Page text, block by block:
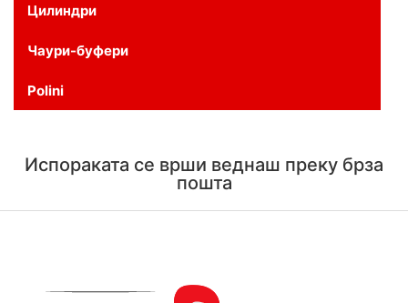
Цилиндри
Чаури-буфери
Polini
Испораката се врши веднаш преку брза
пошта